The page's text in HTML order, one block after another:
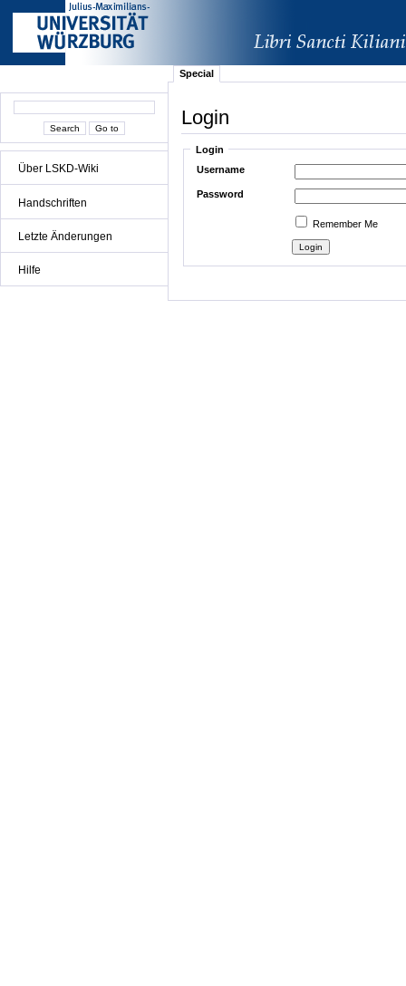
Über LSKD-Wiki
Handschriften
Letzte Änderungen
Hilfe
Special
Login
Login
Username
Password
Remember Me